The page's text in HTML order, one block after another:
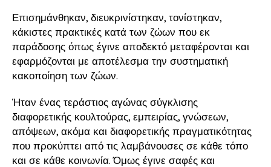
Επισημάνθηκαν, διευκρινίστηκαν, τονίστηκαν,
κάκιστες πρακτικές κατά των ζώων που εκ
παράδοσης όπως έγινε αποδεκτό μεταφέρονται και
εφαρμόζονται με αποτέλεσμα την συστηματική
κακοποίηση των ζώων.
Ήταν ένας τεράστιος αγώνας σύγκλισης
διαφορετικής κουλτούρας, εμπειρίας, γνώσεων,
απόψεων, ακόμα και διαφορετικής πραγματικότητας
που προκύπτει από τις λαμβάνουσες σε κάθε τόπο
και σε κάθε κοινωνία. Όμως έγινε σαφές και